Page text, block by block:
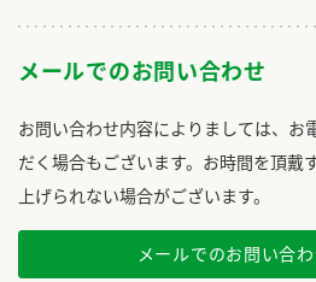
メールでのお問い合わせ
お問い合わせ内容によりましては、お
だく場合もございます。お時間を頂戴
上げられない場合がございます。
メールでのお問い合